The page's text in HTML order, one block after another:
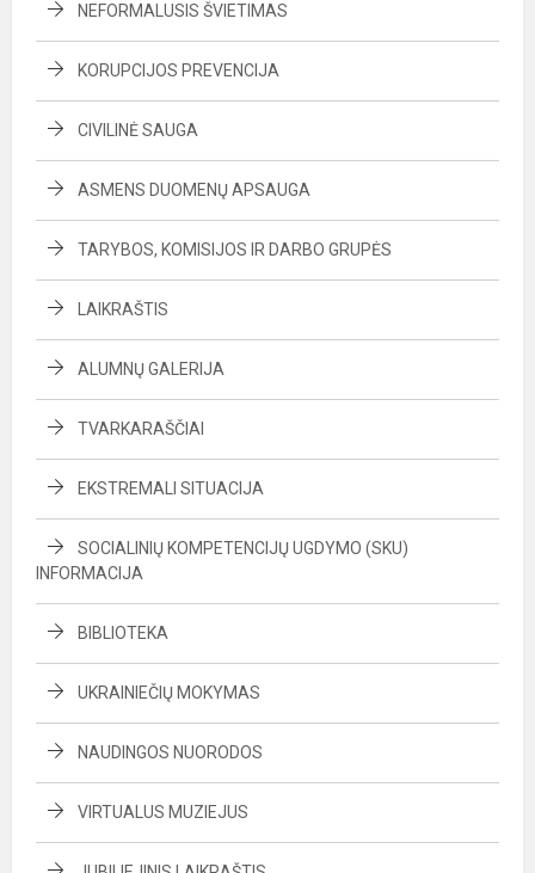
NEFORMALUSIS ŠVIETIMAS
KORUPCIJOS PREVENCIJA
CIVILINĖ SAUGA
ASMENS DUOMENŲ APSAUGA
TARYBOS, KOMISIJOS IR DARBO GRUPĖS
LAIKRAŠTIS
ALUMNŲ GALERIJA
TVARKARAŠČIAI
EKSTREMALI SITUACIJA
SOCIALINIŲ KOMPETENCIJŲ UGDYMO (SKU)
INFORMACIJA
BIBLIOTEKA
UKRAINIEČIŲ MOKYMAS
NAUDINGOS NUORODOS
VIRTUALUS MUZIEJUS